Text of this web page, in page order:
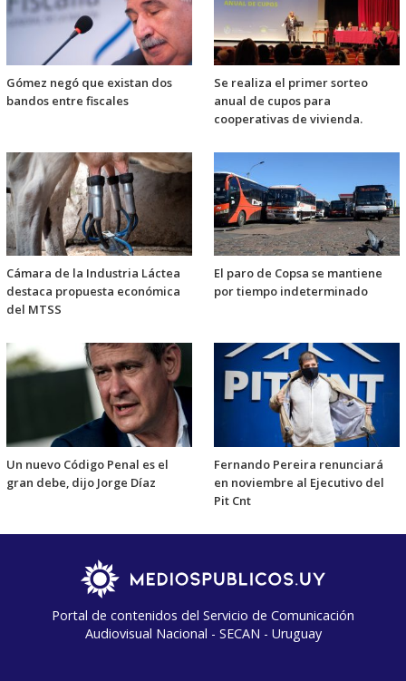
Gómez negó que existan dos
bandos entre fiscales
Se realiza el primer sorteo
anual de cupos para
cooperativas de vivienda.
Cámara de la Industria Láctea
destaca propuesta económica
del MTSS
El paro de Copsa se mantiene
por tiempo indeterminado
Un nuevo Código Penal es el
gran debe, dijo Jorge Díaz
Fernando Pereira renunciará
en noviembre al Ejecutivo del
Pit Cnt
Portal de contenidos del Servicio de Comunicación
Audiovisual Nacional - SECAN - Uruguay